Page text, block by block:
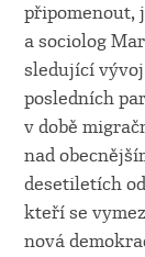
připomenout,
a sociolog
sledující vývoj
posledních
v době
nad
desetiletích
kteří se
nová